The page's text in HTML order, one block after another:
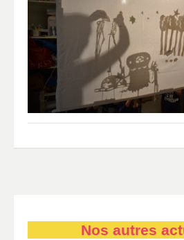
Nos autres